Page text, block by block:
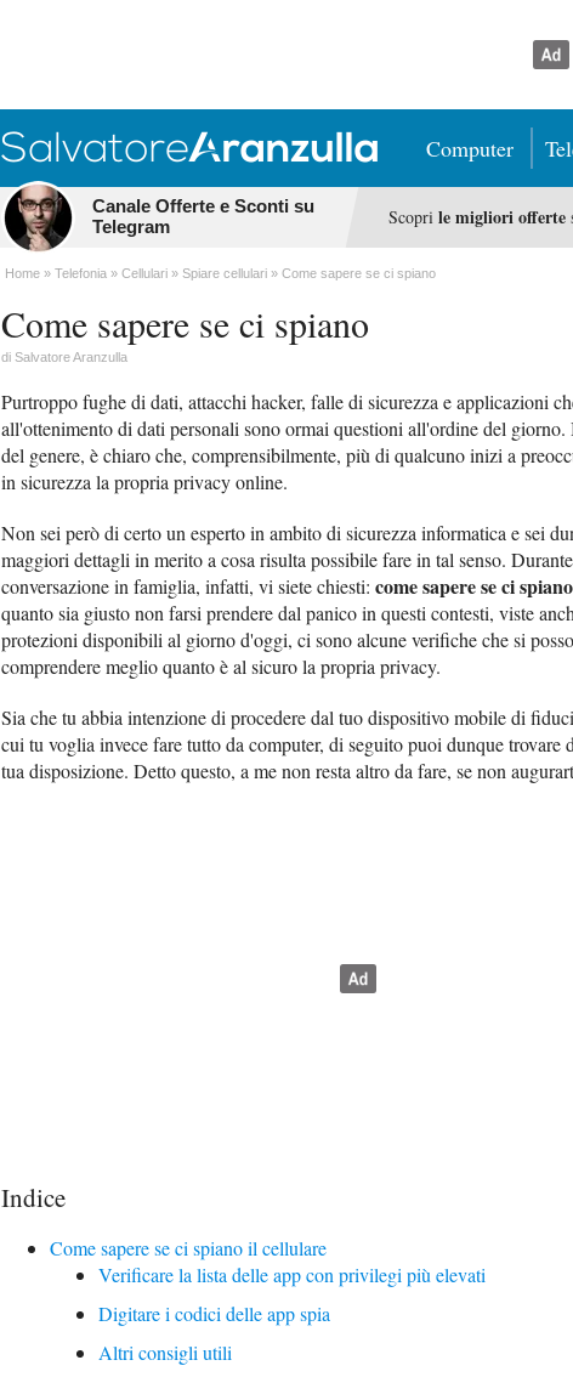
Computer
Canale Offerte e Sconti su
Telegram
Scopri le migliori offerte
Home Telefonia Cellulari Spiare cellulari Come sapere se ci spiano
Come sapere se ci spiano
di Salvatore Aranzulla
Purtroppo fughe di dati, attacchi hacker, falle di sicurezza e applicazioni
all'ottenimento di dati personali sono ormai questioni all'ordine del giorno.
del genere, è chiaro che, comprensibilmente, più di qualcuno inizi a
in sicurezza la propria privacy online.
Non sei però di certo un esperto in ambito di sicurezza informatica e sei
maggiori dettagli in merito a cosa risulta possibile fare in tal senso.
conversazione in famiglia, infatti, vi siete chiesti: come sapere se ci spiano
quanto sia giusto non farsi prendere dal panico in questi contesti, viste
protezioni disponibili al giorno d'oggi, ci sono alcune verifiche che si
comprendere meglio quanto è al sicuro la propria privacy.
Sia che tu abbia intenzione di procedere dal tuo dispositivo mobile di
cui tu voglia invece fare tutto da computer, di seguito puoi dunque trovare
tua disposizione. Detto questo, a me non resta altro da fare, se non
Indice
Come sapere se ci spiano il cellulare
Verificare la lista delle app con privilegi più elevati
Digitare i codici delle app spia
Altri consigli utili